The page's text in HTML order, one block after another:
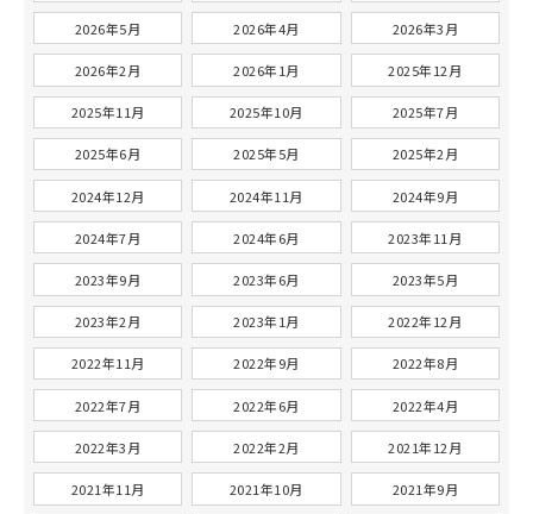
2026年5月 2026年4月 2026年3月
2026年2月 2026年1月 2025年12月
2025年11月 2025年10月 2025年7月
2025年6月 2025年5月 2025年2月
2024年12月 2024年11月 2024年9月
2024年7月 2024年6月 2023年11月
2023年9月 2023年6月 2023年5月
2023年2月 2023年1月 2022年12月
2022年11月 2022年9月 2022年8月
2022年7月 2022年6月 2022年4月
2022年3月 2022年2月 2021年12月
2021年11月 2021年10月 2021年9月